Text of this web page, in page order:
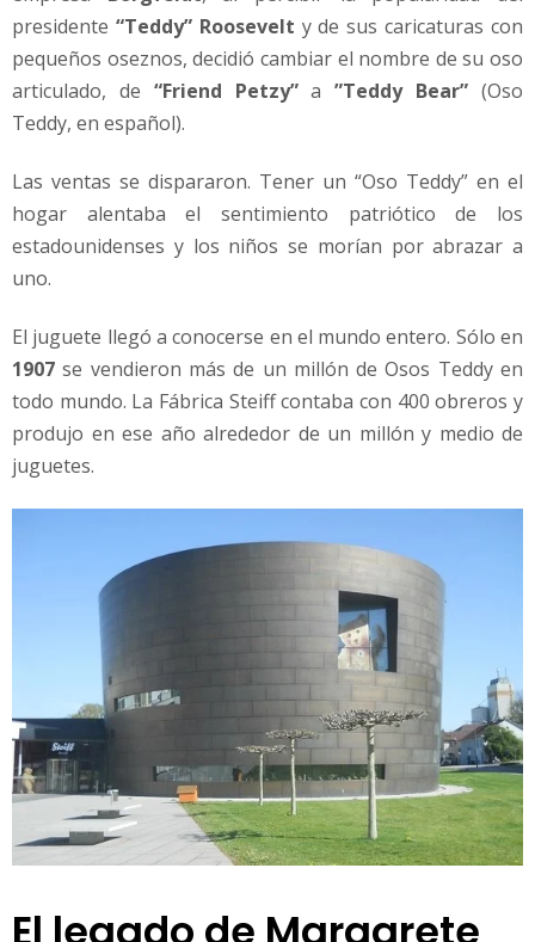
presidente “Teddy” Roosevelt y de sus caricaturas con
pequeños oseznos, decidió cambiar el nombre de su oso
articulado, de “Friend Petzy”a”Teddy Bear” (Oso
Teddy, en español).
Las ventas se dispararon. Tener un “Oso Teddy” en el
hogar alentaba el sentimiento patriótico de los
estadounidenses y los niños se morían por abrazar a
uno.
El juguete llegó a conocerse en el mundo entero. Sólo en
1907 se vendieron más de un millón de Osos Teddy en
todo mundo. La Fábrica Steiff contaba con 400 obreros y
produjo en ese año alrededor de un millón y medio de
juguetes.